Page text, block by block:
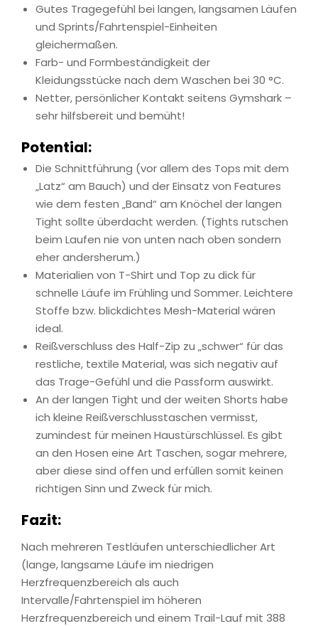
Gutes Tragegefühl bei langen, langsamen Läufen
und Sprints/Fahrtenspiel-Einheiten
gleichermaßen.
Farb- und Formbeständigkeit der
Kleidungsstücke nach dem Waschen bei 30 °C.
Netter, persönlicher Kontakt seitens Gymshark –
sehr hilfsbereit und bemüht!
Potential:
Die Schnittführung (vor allem des Tops mit dem
„Latz“ am Bauch) und der Einsatz von Features
wie dem festen „Band“ am Knöchel der langen
Tight sollte überdacht werden. (Tights rutschen
beim Laufen nie von unten nach oben sondern
eher andersherum.)
Materialien von T-Shirt und Top zu dick für
schnelle Läufe im Frühling und Sommer. Leichtere
Stoffe bzw. blickdichtes Mesh-Material wären
ideal.
Reißverschluss des Half-Zip zu „schwer“ für das
restliche, textile Material, was sich negativ auf
das Trage-Gefühl und die Passform auswirkt.
An der langen Tight und der weiten Shorts habe
ich kleine Reißverschlusstaschen vermisst,
zumindest für meinen Haustürschlüssel. Es gibt
an den Hosen eine Art Taschen, sogar mehrere,
aber diese sind offen und erfüllen somit keinen
richtigen Sinn und Zweck für mich.
Fazit:
Nach mehreren Testläufen unterschiedlicher Art
(lange, langsame Läufe im niedrigen
Herzfrequenzbereich als auch
Intervalle/Fahrtenspiel im höheren
Herzfrequenzbereich und einem Trail-Lauf mit 388